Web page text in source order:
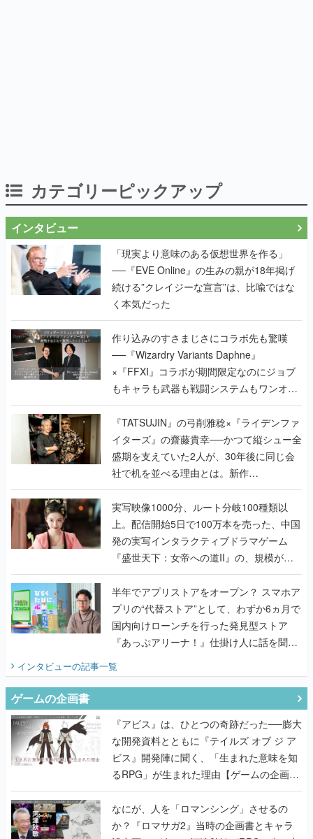
カテゴリーピックアップ
インタビュー
「現実より意味のある仮想世界を作る」
──『EVE Online』の生みの親が18年掲げ
続ける”クレイジーな宣言”は、比喩ではな
く本気だった
作り込みのすさまじさにコラボ先も驚嘆
──『Wizardry Variants Daphne』
×『FFXI』コラボが期間限定なのにジョブ
もキャラも武器も戦闘システムもワンオフ
で作り込まれた理由を両ディレクターに聞
く
『TATSUJIN』の弓削雅稔×『ライデンファ
イターズ』の齋藤貴幸──かつて縦シュー全
盛期を支えていた2人が、30年後に同じ会
社で机を並べる理由とは。新作
『TATSUJIN EXTREME』で初タッグを組
んだレジェンド2人に訊く開発秘話
実写映像1000分、ルート分岐100種類以
上。配信開始5日で100万本を売った、中国
発の実写インタラクティブドラマゲーム
『盛世天下：女帝への道II』の、規模が違
うこだわりをプロデューサーに聞いた
半年でアプリストアをオープン？ スマホア
プリの“代替ストア”として、わずか6ヵ月で
国内向けローンチを行った発見型ストア
『あっぷアリーナ！』仕掛け人に話を聞い
てみた
インタビューの記事一覧
ゲームの企画書
『アビス』は、ひとつの奇跡だった──膨大
な開発資料とともに『テイルズ オブ ジ ア
ビス』開発陣に聞く、「生まれた意味を知
るRPG」が生まれた理由【ゲームの企画
書】
なにが、人を「ロマンシング」させるの
か？『ロマサガ2』当時の企画書とキャラ